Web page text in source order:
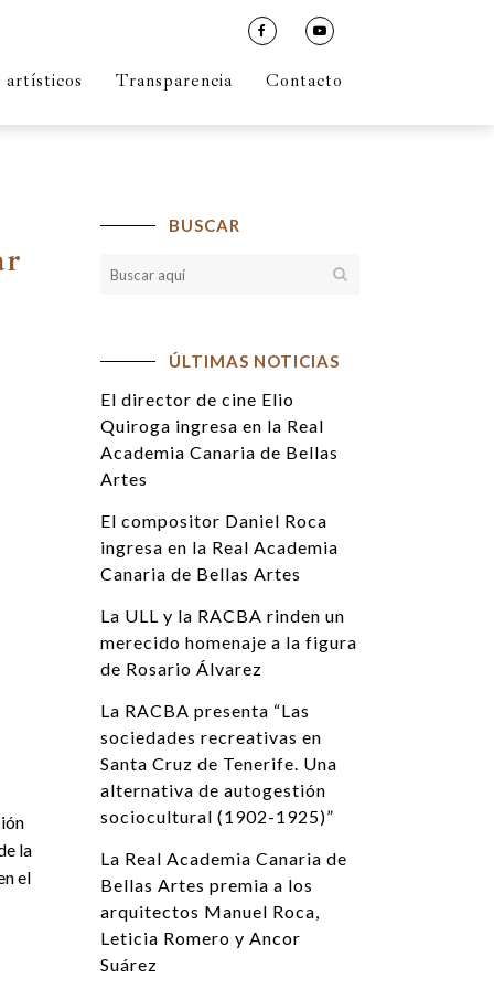
artísticos Transparencia Contacto
la
el
BUSCAR
ÚLTIMAS NOTICIAS
El director de cine Elio
Quiroga ingresa en la Real
Academia Canaria de Bellas
Artes
El compositor Daniel Roca
ingresa en la Real Academia
Canaria de Bellas Artes
La ULL y la RACBA rinden un
merecido homenaje a la figura
de Rosario Álvarez
La RACBA presenta “Las
sociedades recreativas en
Santa Cruz de Tenerife. Una
alternativa de autogestión
sociocultural (1902-1925)”
La Real Academia Canaria de
Bellas Artes premia a los
arquitectos Manuel Roca,
Leticia Romero y Ancor
Suárez